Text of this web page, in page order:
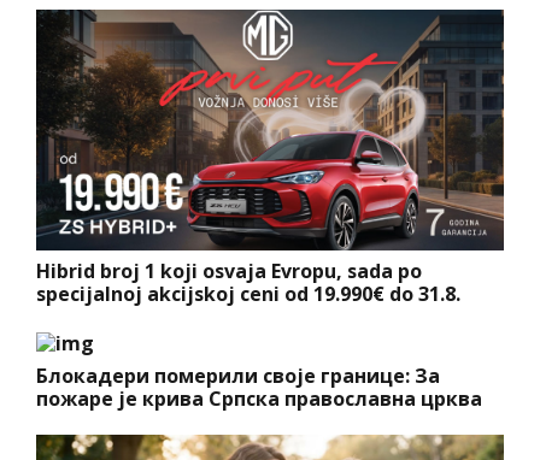
Hibrid broj 1 koji osvaja Evropu, sada po
specijalnoj akcijskoj ceni od 19.990€ do 31.8.
Блокадери померили своје границе: За
пожаре је крива Српска православна црква